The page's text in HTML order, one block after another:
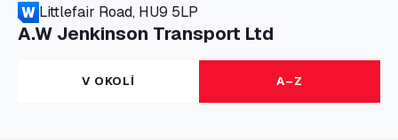
Littlefair Road, HU9 5LP
A.W Jenkinson Transport Ltd
Progress House, ME11 5GA
A+G Nettetal - Depot Parking
Am Panneschopp 7, 41334
V OKOLÍ A–Z